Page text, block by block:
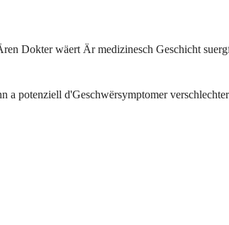
Dokter wäert Är medizinesch Geschicht
potenziell d'Geschwërsymptomer